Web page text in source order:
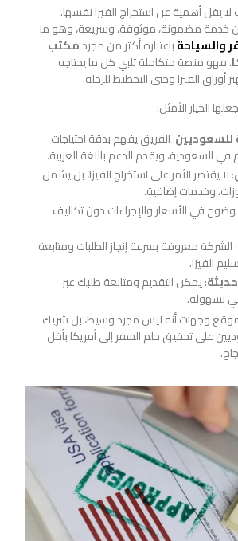
لا يقل أهمية عن استخراج الفيزا نفسها.
خدمة مضمونة، موثوقة، وسريعة، وهو ما
والسياحةباعتباره أكثر من مجردمكتب
. فهو منصة متكاملة تلبي كل ما يحتاجه
أوراق الفيزا وحتى التخطيط للرحلة.
الخيار الأمثل:
: الفريق يفهم بدقة احتياجات
السعودية، ويقدم الدعم باللغة العربية.
: لا يقتصر الأمر على استخراج الفيزا، بل يشمل
وخدمات إضافية.
وضوح في الأسعار والإجراءات دون تكاليف
: الشركة معروفة بسرعة إنجاز الطلبات ومتابعة
الفيزا.
: يمكن التقديم ومتابعة طلبك عبر
بسهولة.
موقع وجهات أنه ليس مجرد وسيط، بل شريك
على تحقيق حلم السفر إلى أمريكا بأقل